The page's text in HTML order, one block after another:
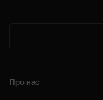
Про нас